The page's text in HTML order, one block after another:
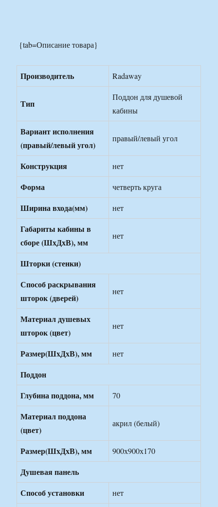
{tab=Описание товара}
Производитель Radaway
Тип
Поддон для душевой
кабины
Вариант исполнения
(правый/левый угол)
правый/левый угол
Конструкция нет
Форма четверть круга
Ширина входа(мм) нет
Габариты кабины в
сборе (ШхДхВ), мм
нет
Шторки (стенки)
Способ раскрывания
шторок (дверей)
нет
Материал душевых
шторок (цвет)
нет
Размер(ШxДxВ), мм нет
Поддон
Глубина поддона, мм
70
Материал поддона
(цвет)
акрил (белый)
Размер(ШxДxВ), мм 900х900х170
Душевая панель
Способ установки
нет